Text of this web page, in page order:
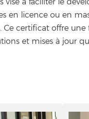
vise à faciliter le
en licence ou en
Ce certificat offre
et mises à jour